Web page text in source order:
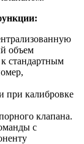
объем
к стандартным
при калибровке
клапана.
с